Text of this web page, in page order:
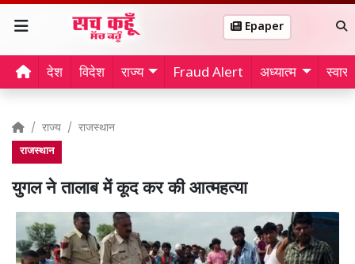
Epaper
देश विदेश राज्य Fraud Alert अध्यात्म
राज्य राजस्थान
राजस्थान
युगल ने तालाब में कूद कर की आत्महत्या